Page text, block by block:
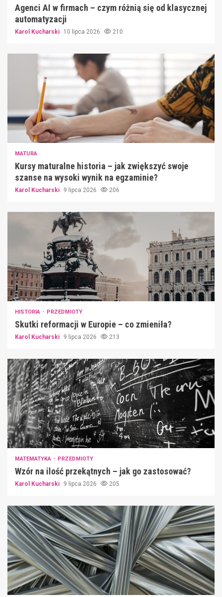
Agenci AI w firmach – czym różnią się od klasycznej
automatyzacji
Karol Kucharski 10 lipca 2026 210
MATURA
Kursy maturalne historia – jak zwiększyć swoje
szanse na wysoki wynik na egzaminie?
Karol Kucharski 9 lipca 2026 206
HISTORIA PRZEDMIOTY
Skutki reformacji w Europie – co zmieniła?
Karol Kucharski 9 lipca 2026 213
MATEMATYKA PRZEDMIOTY
Wzór na ilość przekątnych – jak go zastosować?
Karol Kucharski 9 lipca 2026 205